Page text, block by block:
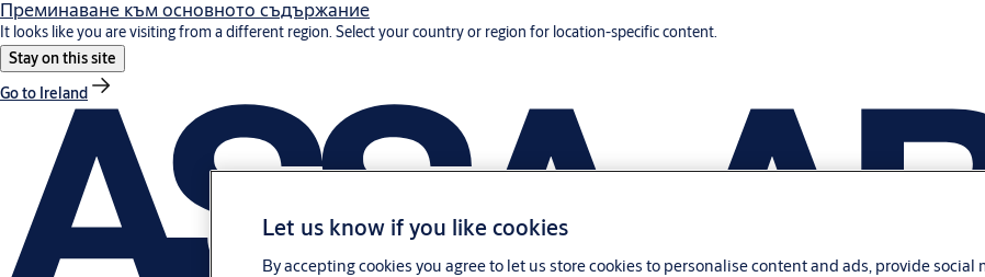
Преминаване към основното съдържание
It looks like you are visiting from a different region. Select your country or region for location-specific content.
Stay on this site
Go to Ireland
Let us know if you like cookies
By accepting cookies you agree to let us store cookies to personalise content and ads, provide